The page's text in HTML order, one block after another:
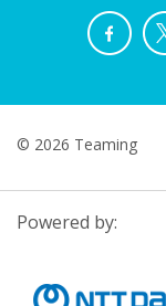
© 2026 Teaming
Powered by: